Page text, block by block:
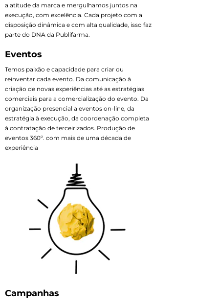
a atitude da marca e mergulhamos juntos na
execução, com excelência. Cada projeto com a
disposição dinâmica e com alta qualidade, isso faz
parte do DNA da Publifarma.
Eventos
Temos paixão e capacidade para criar ou
reinventar cada evento. Da comunicação à
criação de novas experiências até as estratégias
comerciais para a comercialização do evento. Da
organização presencial a eventos on-line, da
estratégia à execução, da coordenação completa
à contratação de terceirizados. Produção de
eventos 360º. com mais de uma década de
experiência
Campanhas